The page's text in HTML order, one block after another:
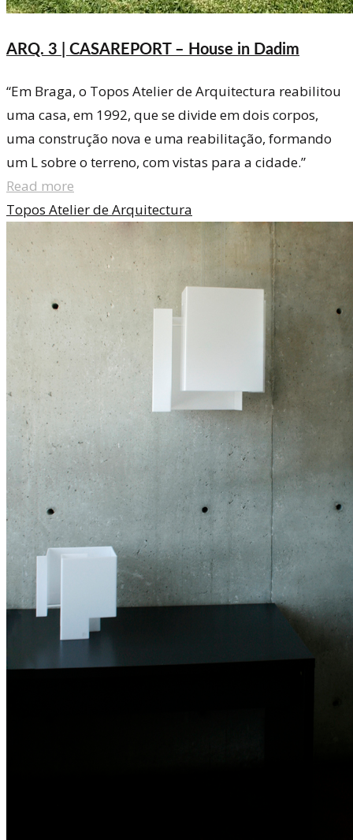
ARQ. 3 | CASAREPORT – House in Dadim
“Em Braga, o Topos Atelier de Arquitectura reabilitou
uma casa, em 1992, que se divide em dois corpos,
uma construção nova e uma reabilitação, formando
um L sobre o terreno, com vistas para a cidade.”
Read more
Topos Atelier de Arquitectura